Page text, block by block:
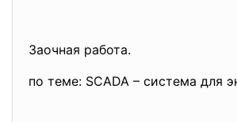
Заочная работа.
по теме: SCADA – система для